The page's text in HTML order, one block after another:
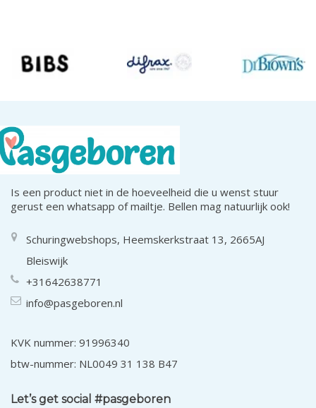
Is een product niet in de hoeveelheid die u wenst stuur
gerust een whatsapp of mailtje. Bellen mag natuurlijk ook!
Schuringwebshops, Heemskerkstraat 13, 2665AJ
Bleiswijk
+31642638771
info@pasgeboren.nl
KVK nummer: 91996340
btw-nummer: NL0049 31 138 B47
Let’s get social #pasgeboren